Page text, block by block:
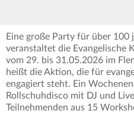
Eine große Party für über 100
veranstaltet die Evangelische
vom 29. bis 31.05.2026 im
heißt die Aktion, die für
engagiert steht. Ein
Rollschuhdisco mit DJ und
Teilnehmenden aus 15